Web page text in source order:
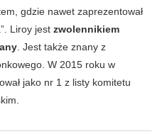
gdzie nawet zaprezentował
Liroy jestzwolennikiem
. Jest także znany z
W 2015 roku w
jako nr 1 z listy komitetu